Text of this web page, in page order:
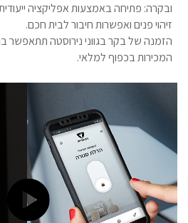
ובקרה: פתיחה באמצעות אפליקציה
זיהוי פנים ואפשרות חיבור לבית חכם.
הזמנה של בקר בגווני נירוסטה תתאפשר
המכירות בכפוף למלאי.